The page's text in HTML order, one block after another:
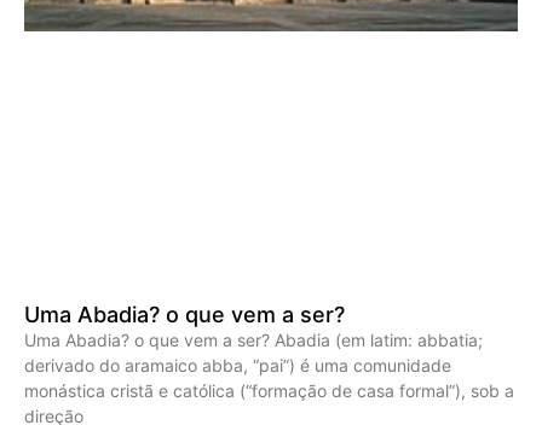
Uma Abadia? o que vem a ser?
Uma Abadia? o que vem a ser? Abadia (em latim: abbatia;
derivado do aramaico abba, “pai”) é uma comunidade
monástica cristã e católica (“formação de casa formal”), sob a
direção